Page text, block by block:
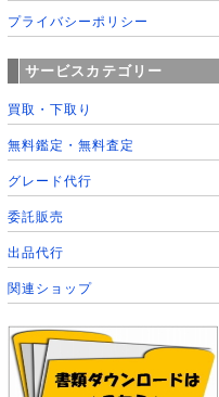
プライバシーポリシー
サービスカテゴリー
買取・下取り
無料鑑定・無料査定
グレード代行
委託販売
出品代行
関連ショップ